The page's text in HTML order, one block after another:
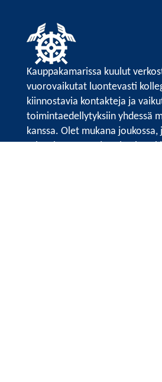
Kauppakamarissa kuulut
vuorovaikutat luontevasti
kiinnostavia kontakteja ja
toimintaedellytyksiin yhdessä
kanssa. Olet mukana joukossa,